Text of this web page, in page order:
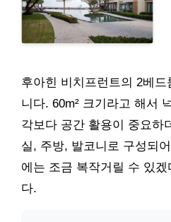
후아힌 비치프런트의 2베
니다. 60m² 크기라고 해서
각보다 공간 활용이 중요하
실, 주방, 발코니로 구성되
에는 조금 복작거릴 수 있
다.